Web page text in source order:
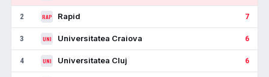
2 RAP Rapid 7
3 UNI Universitatea Craiova 6
4 UNI Universitatea Cluj 6